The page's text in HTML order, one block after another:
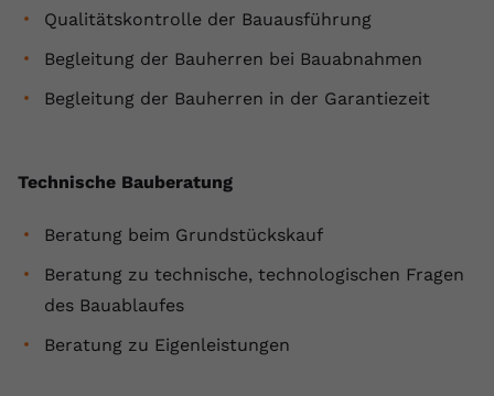
Qualitätskontrolle der Bauausführung
Begleitung der Bauherren bei Bauabnahmen
Begleitung der Bauherren in der Garantiezeit
Technische Bauberatung
Beratung beim Grundstückskauf
Beratung zu technische, technologischen Fragen
des Bauablaufes
Beratung zu Eigenleistungen
Anbieter youtube.com
Laufzeit
Name yt-remote-device-id
Youtube.com
Laufzeit Session